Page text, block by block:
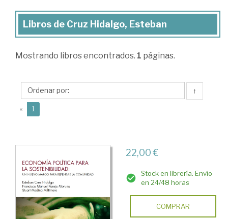
Libros
Cruz
Esteban
Libros de Cruz Hidalgo, Esteban
Mostrando libros encontrados. 1 páginas.
↑
« 1
22,00 €
Stock en librería. Envío
en 24/48 horas
COMPRAR